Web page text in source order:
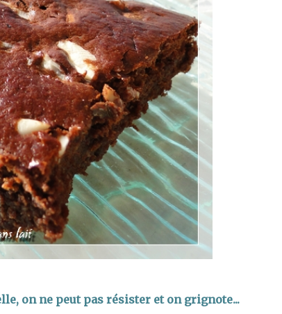
on ne peut pas résister et on grignote...